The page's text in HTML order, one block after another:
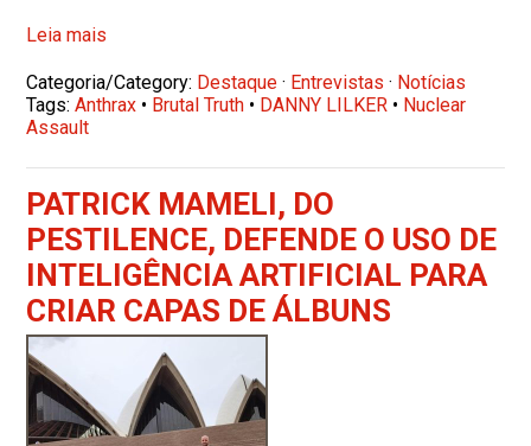
Leia mais
Categoria/Category: Destaque · Entrevistas · Notícias
Tags:Anthrax • Brutal Truth • DANNY LILKER • Nuclear
Assault
PATRICK MAMELI, DO
PESTILENCE, DEFENDE O USO DE
INTELIGÊNCIA ARTIFICIAL PARA
CRIAR CAPAS DE ÁLBUNS